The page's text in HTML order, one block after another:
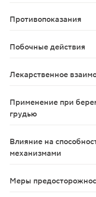
Противопоказания
Побочные действия
Лекарственное
Применение при
грудью
Влияние на
механизмами
Меры